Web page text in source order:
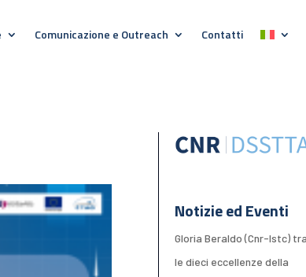
Comunicazione e Outreach Contatti
Notizie ed Eventi
Gloria Beraldo (Cnr-Istc) tra
le dieci eccellenze della